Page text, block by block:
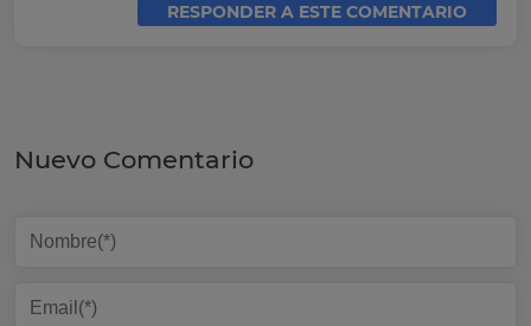
RESPONDER A ESTE COMENTARIO
Nuevo Comentario